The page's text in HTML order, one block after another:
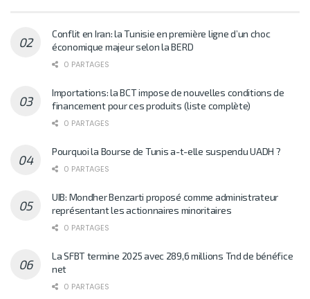
Conflit en Iran: la Tunisie en première ligne d’un choc
économique majeur selon la BERD
0 PARTAGES
Importations: la BCT impose de nouvelles conditions de
financement pour ces produits (liste complète)
0 PARTAGES
Pourquoi la Bourse de Tunis a-t-elle suspendu UADH ?
0 PARTAGES
UIB: Mondher Benzarti proposé comme administrateur
représentant les actionnaires minoritaires
0 PARTAGES
La SFBT termine 2025 avec 289,6 millions Tnd de bénéfice
net
0 PARTAGES